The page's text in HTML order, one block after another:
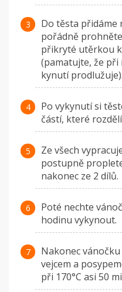
Do těsta přidáme
pořádně
přikryté utěrkou
(pamatujte, že při
kynutí prodlužuje).
Po vykynutí si
částí, které
Ze všech
postupně
nakonec ze 2 dílů.
Poté nechte
hodinu vykynout.
Nakonec
vejcem a
při 170°C asi 50